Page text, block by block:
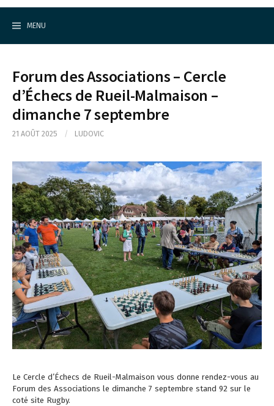
S
MENU
Forum des Associations – Cercle
d’Échecs de Rueil-Malmaison –
dimanche 7 septembre
21 AOÛT 2025 / LUDOVIC
Le Cercle d’Échecs de Rueil-Malmaison vous donne rendez-vous au
Forum des Associations le dimanche 7 septembre stand 92 sur le
coté site Rugby.